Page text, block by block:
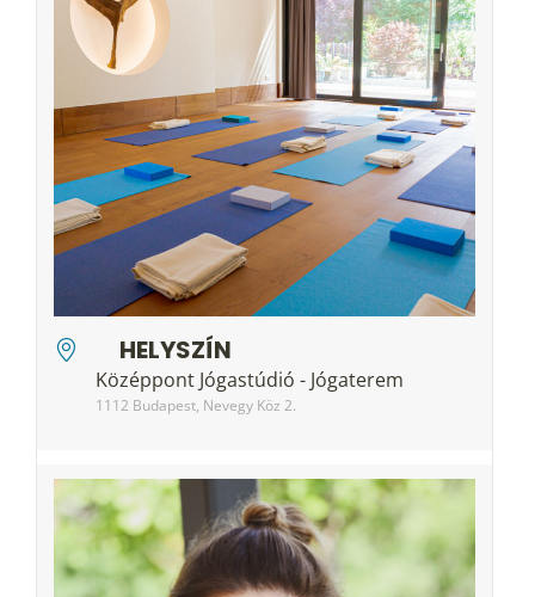
HELYSZÍN
Középpont Jógastúdió - Jógaterem
1112 Budapest, Nevegy Köz 2.